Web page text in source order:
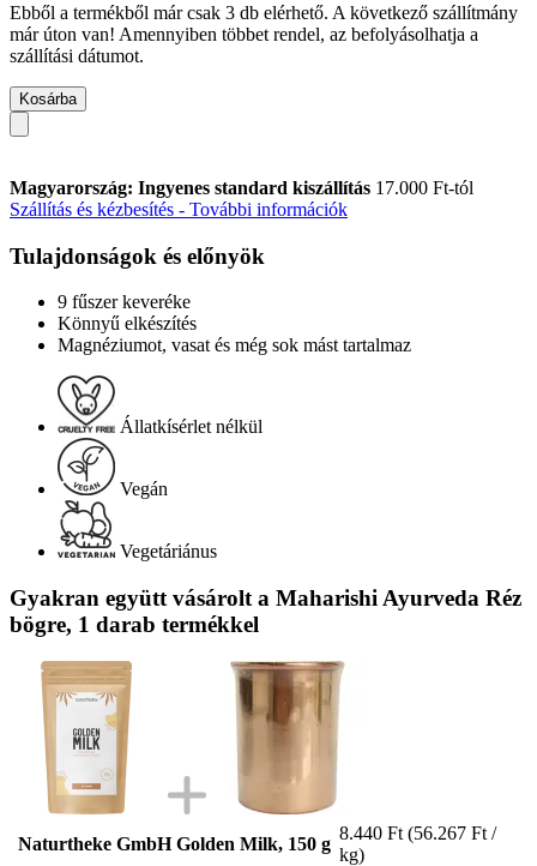
Ebből a termékből már csak 3 db elérhető. A következő szállítmány
már úton van! Amennyiben többet rendel, az befolyásolhatja a
szállítási dátumot.
Kosárba
Magyarország: Ingyenes standard kiszállítás 17.000 Ft-tól
Szállítás és kézbesítés - További információk
Tulajdonságok és előnyök
9 fűszer keveréke
Könnyű elkészítés
Magnéziumot, vasat és még sok mást tartalmaz
Állatkísérlet nélkül
Vegán
Vegetáriánus
Gyakran együtt vásárolt a Maharishi Ayurveda Réz
bögre, 1 darab termékkel
Naturtheke GmbH Golden Milk, 150 g
8.440 Ft (56.267 Ft /
kg)